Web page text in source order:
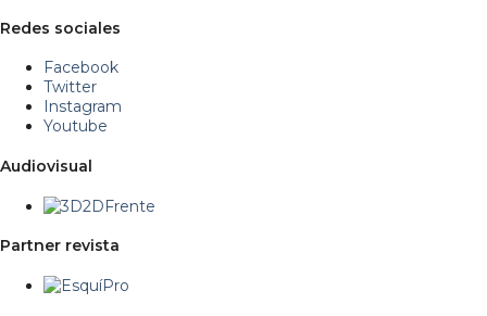
Redes sociales
Facebook
Twitter
Instagram
Youtube
Audiovisual
Partner revista